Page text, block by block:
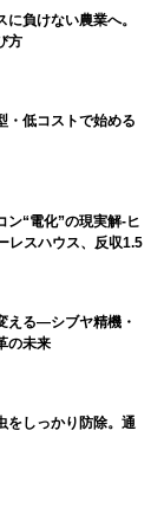
負けない農業へ。
方
・低コストで始める
ン“電化”の現実解-ヒ
レスハウス、反収1.5
える―シブヤ精機・
の未来
をしっかり防除。通